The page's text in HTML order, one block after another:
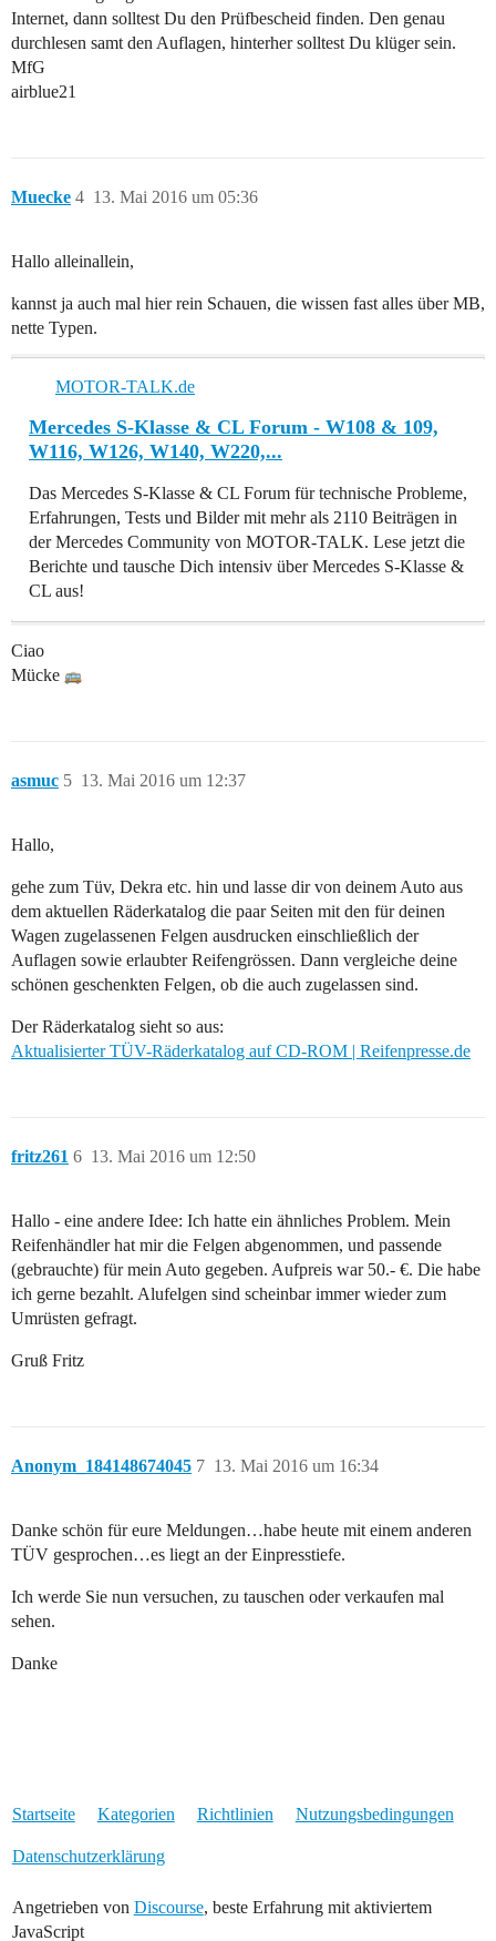
Internet, dann solltest Du den Prüfbescheid finden. Den genau
durchlesen samt den Auflagen, hinterher solltest Du klüger sein.
MfG
airblue21
Muecke 13. Mai 2016 um 05:36
4
Hallo alleinallein,
kannst ja auch mal hier rein Schauen, die wissen fast alles über MB,
nette Typen.
MOTOR-TALK.de
Mercedes S-Klasse & CL Forum - W108 & 109,
W116, W126, W140, W220,...
Das Mercedes S-Klasse & CL Forum für technische Probleme,
Erfahrungen, Tests und Bilder mit mehr als 2110 Beiträgen in
der Mercedes Community von MOTOR-TALK. Lese jetzt die
Berichte und tausche Dich intensiv über Mercedes S-Klasse &
CL aus!
Ciao
Mücke
asmuc 13. Mai 2016 um 12:37
5
Hallo,
gehe zum Tüv, Dekra etc. hin und lasse dir von deinem Auto aus
dem aktuellen Räderkatalog die paar Seiten mit den für deinen
Wagen zugelassenen Felgen ausdrucken einschließlich der
Auflagen sowie erlaubter Reifengrössen. Dann vergleiche deine
schönen geschenkten Felgen, ob die auch zugelassen sind.
Der Räderkatalog sieht so aus:
Aktualisierter TÜV-Räderkatalog auf CD-ROM | Reifenpresse.de
fritz261 13. Mai 2016 um 12:50
6
Hallo - eine andere Idee: Ich hatte ein ähnliches Problem. Mein
Reifenhändler hat mir die Felgen abgenommen, und passende
(gebrauchte) für mein Auto gegeben. Aufpreis war 50.- €. Die habe
ich gerne bezahlt. Alufelgen sind scheinbar immer wieder zum
Umrüsten gefragt.
Gruß Fritz
Anonym_184148674045 13. Mai 2016 um 16:34
7
Danke schön für eure Meldungen…habe heute mit einem anderen
TÜV gesprochen…es liegt an der Einpresstiefe.
Ich werde Sie nun versuchen, zu tauschen oder verkaufen mal
sehen.
Danke
Startseite Kategorien Richtlinien Nutzungsbedingungen
Datenschutzerklärung
Angetrieben von Discourse, beste Erfahrung mit aktiviertem
JavaScript